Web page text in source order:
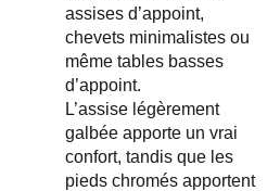
assises d’appoint,
chevets minimalistes ou
même tables basses
d’appoint.
L’assise légèrement
galbée apporte un vrai
confort, tandis que les
pieds chromés apportent